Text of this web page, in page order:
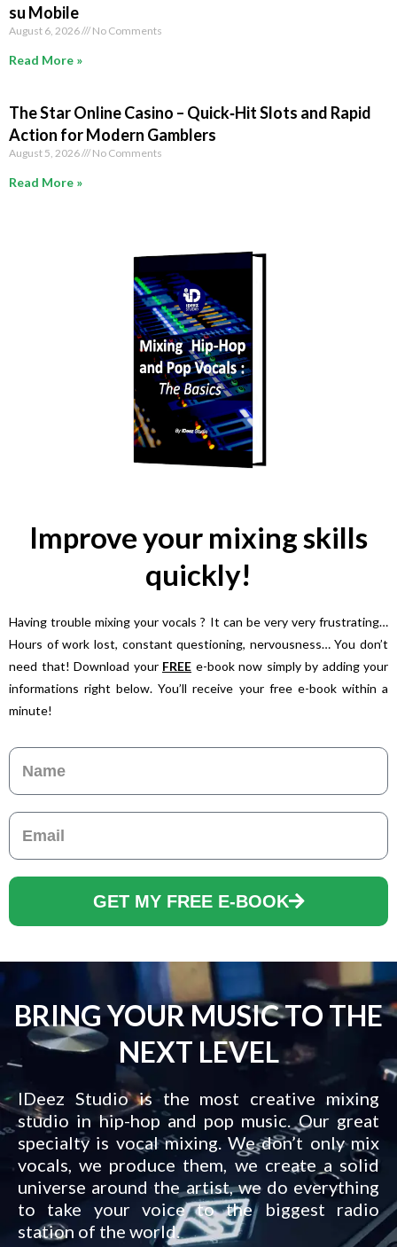
su Mobile
August 6, 2026 No Comments
Read More »
The Star Online Casino – Quick‑Hit Slots and Rapid
Action for Modern Gamblers
August 5, 2026 No Comments
Read More »
Improve your mixing skills
quickly!
Having trouble mixing your vocals ? It can be very very frustrating…
Hours of work lost, constant questioning, nervousness… You don’t
need that! Download your FREE e-book now simply by adding your
informations right below. You’ll receive your free e-book within a
minute!
Name
Email
GET MY FREE E-BOOK
BRING YOUR MUSIC TO THE
NEXT LEVEL
IDeez Studio is the most creative mixing
studio in hip-hop and pop music. Our great
specialty is vocal mixing. We don’t only mix
vocals, we produce them, we create a solid
universe around the artist, we do everything
to take your voice to the biggest radio
station of the world.